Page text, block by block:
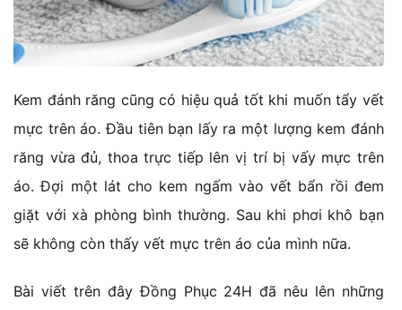
Kem đánh răng cũng có hiệu quả tốt khi muốn tẩy vết
mực trên áo. Đầu tiên bạn lấy ra một lượng kem đánh
răng vừa đủ, thoa trực tiếp lên vị trí bị vấy mực trên
áo. Đợi một lát cho kem ngấm vào vết bẩn rồi đem
giặt với xà phòng bình thường. Sau khi phơi khô bạn
sẽ không còn thấy vết mực trên áo của mình nữa.
Bài viết trên đây Đồng Phục 24H đã nêu lên những